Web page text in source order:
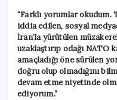
“Farklı yorumlar okudum.
iddia edilen, sosyal
İran’la yürütülen
uzaklaştırıp odağı
amaçladığı öne sürülen
doğru olup olmadığını
devam etme niyetinde
ediyorum.”